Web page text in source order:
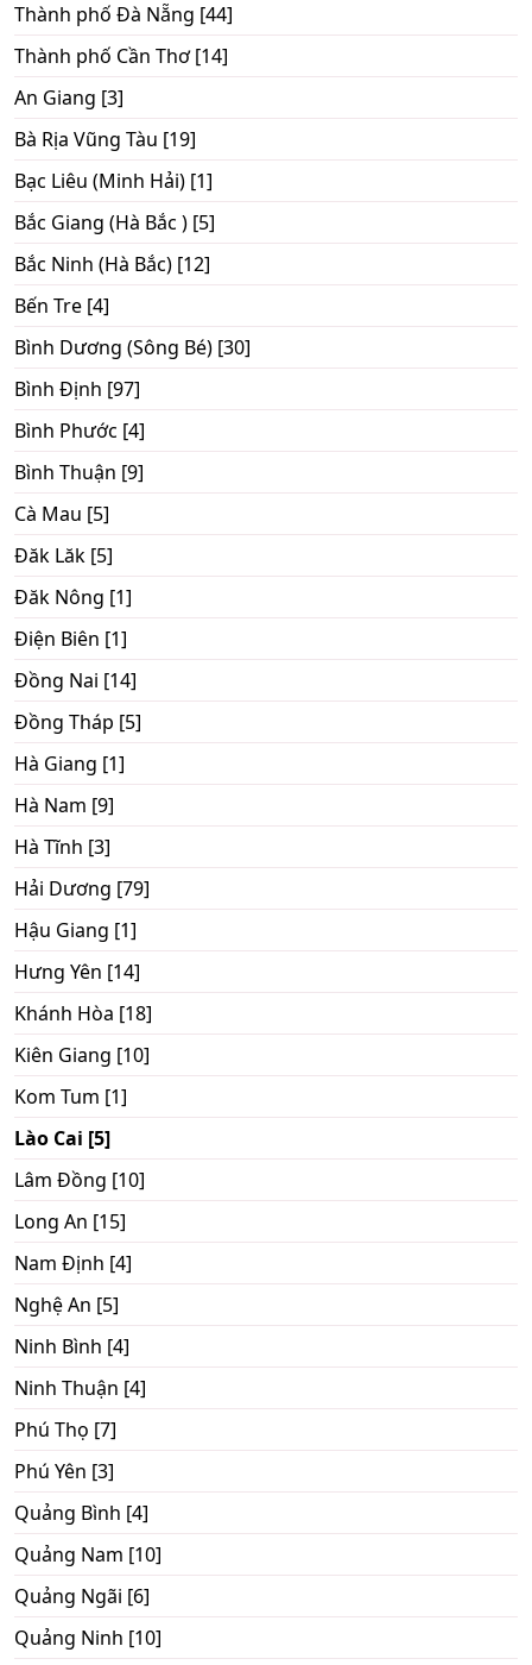
Thành phố Đà Nẵng [44]
Thành phố Cần Thơ [14]
An Giang [3]
Bà Rịa Vũng Tàu [19]
Bạc Liêu (Minh Hải) [1]
Bắc Giang (Hà Bắc ) [5]
Bắc Ninh (Hà Bắc) [12]
Bến Tre [4]
Bình Dương (Sông Bé) [30]
Bình Định [97]
Bình Phước [4]
Bình Thuận [9]
Cà Mau [5]
Đăk Lăk [5]
Đăk Nông [1]
Điện Biên [1]
Đồng Nai [14]
Đồng Tháp [5]
Hà Giang [1]
Hà Nam [9]
Hà Tĩnh [3]
Hải Dương [79]
Hậu Giang [1]
Hưng Yên [14]
Khánh Hòa [18]
Kiên Giang [10]
Kom Tum [1]
Lào Cai [5]
Lâm Đồng [10]
Long An [15]
Nam Định [4]
Nghệ An [5]
Ninh Bình [4]
Ninh Thuận [4]
Phú Thọ [7]
Phú Yên [3]
Quảng Bình [4]
Quảng Nam [10]
Quảng Ngãi [6]
Quảng Ninh [10]